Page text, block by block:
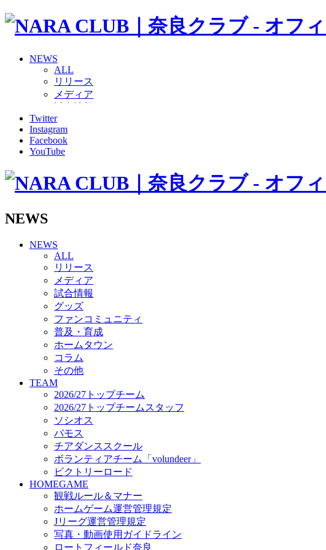
NEWS
ALL
リリース
メディア
グッズ
ファンコミュニティ
普及・育成
ホームタウン
その他
バモス
チアダンススクール
ボランティアチーム「volundeer」
ビクトリーロード
HOMEGAME
観戦ルール＆マナー
ホームゲーム運営管理規定
Jリーグ運営管理規定
写真・動画使用ガイドライン
ロートフィールド奈良
SCHEDULE
2026/27
練習見学時のファンサービスについて
TICKET
奈良クラブ明治安田J3リーグ2026/27シーズン試合観戦チケット
奈良クラブ明治安田Ｊ3リーグ 2026/27シーズン「鹿パス」
観戦ルール＆マナー
FANCOMMUNITY
2026/27ファンコミュニティ
サポートショップ
GOODS
オフィシャルストア（実店舗）
オンラインストア
ACADEMY
アカデミーについて
Twitter
Instagram
Facebook
YouTube
NEWS
NEWS
ALL
リリース
メディア
試合情報
グッズ
ファンコミュニティ
普及・育成
ホームタウン
コラム
その他
TEAM
2026/27トップチーム
2026/27トップチームスタッフ
ソシオス
バモス
チアダンススクール
ボランティアチーム「volundeer」
ビクトリーロード
HOMEGAME
観戦ルール＆マナー
ホームゲーム運営管理規定
Jリーグ運営管理規定
写真・動画使用ガイドライン
ロートフィールド奈良